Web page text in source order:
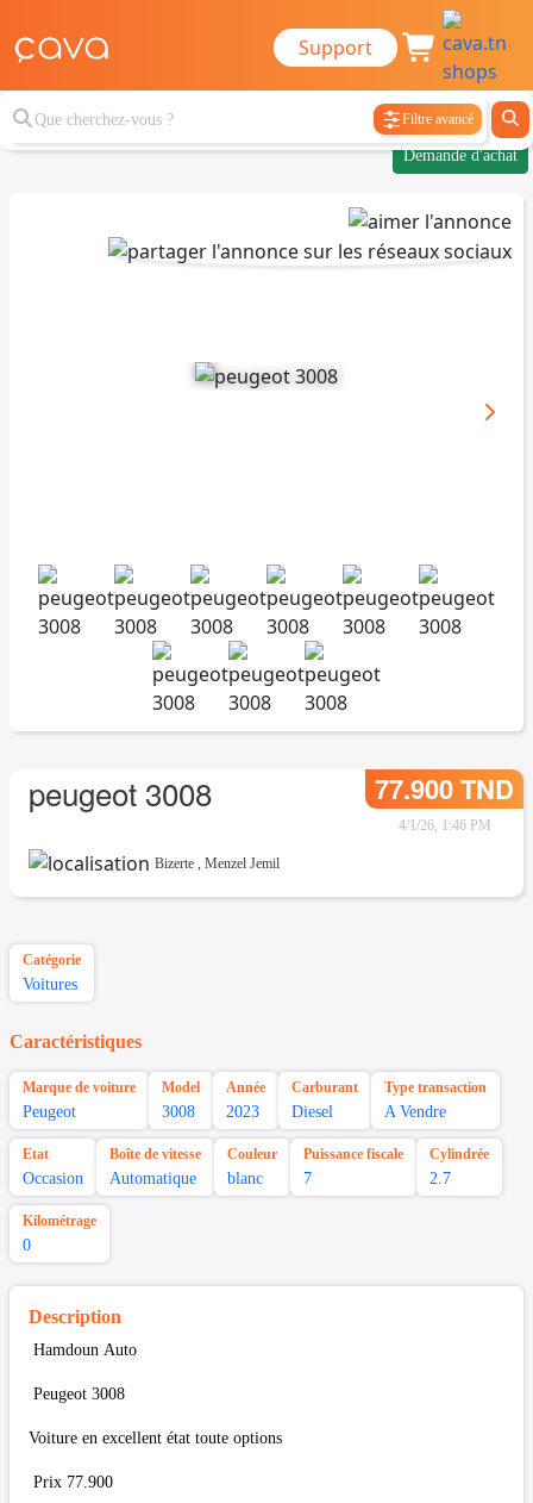
Support
Filtre avancé
Demande d'achat
peugeot 3008 77.900 TND
4/1/26, 1:46 PM
Bizerte , Menzel Jemil
Catégorie
Voitures
Caractéristiques
Marque de voiture
Peugeot
Model
3008
Année
2023
Carburant
Diesel
Type transaction
A Vendre
Etat
Occasion
Boîte de vitesse
Automatique
Couleur
blanc
Puissance fiscale
7
Cylindrée
2.7
Kilométrage
0
Description
Hamdoun Auto
Peugeot 3008
Voiture en excellent état toute options
Prix 77.900